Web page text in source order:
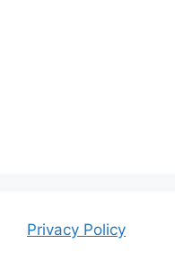
Privacy Policy